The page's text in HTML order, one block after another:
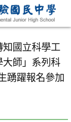
知國立科學工
師」系列科
踴躍報名參加